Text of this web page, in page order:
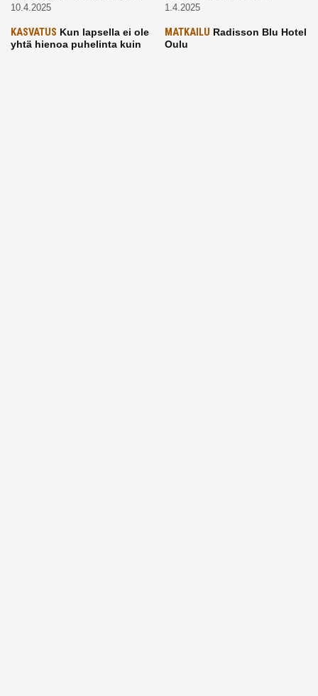
10.4.2025 1.4.2025
KASVATUS Kun lapsella ei ole
yhtä hienoa puhelinta kuin
MATKAILU Radisson Blu Hotel
Oulu